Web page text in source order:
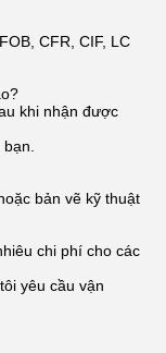
CFR, CIF, LC
khi nhận được
bản vẽ kỹ thuật
chi phí cho các
yêu cầu vận